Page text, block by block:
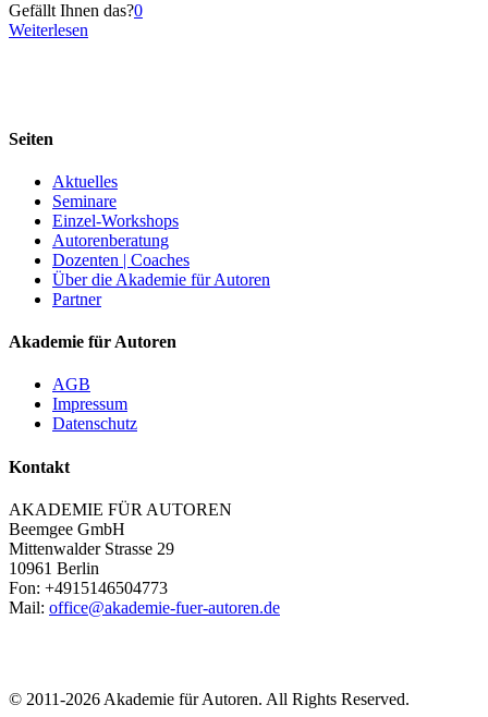
Gefällt Ihnen das?0
Weiterlesen
Seiten
Aktuelles
Seminare
Einzel-Workshops
Autorenberatung
Dozenten | Coaches
Über die Akademie für Autoren
Partner
Akademie für Autoren
AGB
Impressum
Datenschutz
Kontakt
AKADEMIE FÜR AUTOREN
Beemgee GmbH
Mittenwalder Strasse 29
10961 Berlin
Fon: +4915146504773
Mail: office@akademie-fuer-autoren.de
© 2011-2026 Akademie für Autoren. All Rights Reserved.